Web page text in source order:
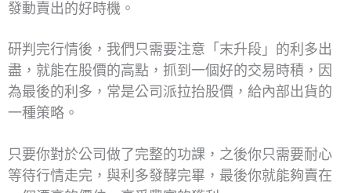
發動賣出的好時機。
研判完行情後，我們只需要注意「末升段」的利多出
盡，就能在股價的高點，抓到一個好的交易時積，因
為最後的利多，常是公司派拉抬股價，給內部出貨的
一種策略。
只要你對於公司做了完整的功課，之後你只需要耐心
等待行情走完，與利多發酵完畢，最後你就能夠賣在